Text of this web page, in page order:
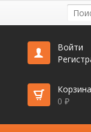
Войти
Корзина
0 ₽